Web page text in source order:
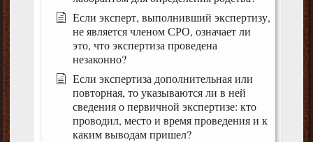
Если эксперт, выполнивший экспертизу,
не является членом СРО, означает ли
это, что экспертиза проведена
незаконно?
Если экспертиза дополнительная или
повторная, то указываются ли в ней
сведения о первичной экспертизе: кто
проводил, место и время проведения и к
каким выводам пришел?